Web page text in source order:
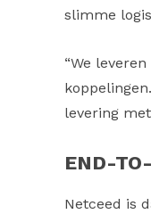
slimme
“We
levering
END-
Netceed is